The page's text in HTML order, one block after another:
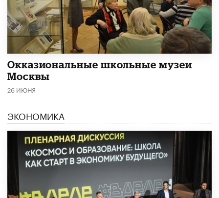
​Окказиональные школьные музеи
Москвы
26 ИЮНЯ
ЭКОНОМИКА